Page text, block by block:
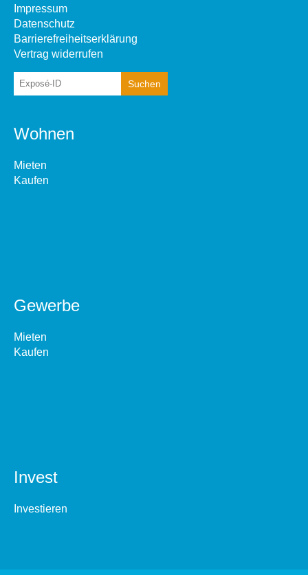
Impressum
Datenschutz
Barrierefreiheitserklärung
Vertrag widerrufen
Wohnen
Mieten
Kaufen
Gewerbe
Mieten
Kaufen
Invest
Investieren